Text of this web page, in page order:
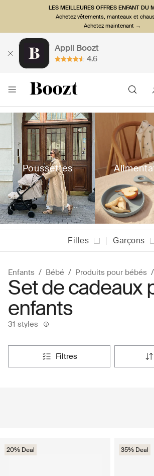
LES MEILLEURES OFFRES ENFANT DU
Achetez vêtements, manteaux et
Achetez maintenant →
Appli Boozt
4.6
Poussettes
Filles Garçons
Enfants Bébé Produits pour bébés
Set de cadeaux
enfants
31 styles
filtres
20% Deal 35% Deal